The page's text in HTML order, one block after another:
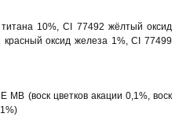
10%, CI 77492 жёлтый оксид
оксид железа 1%, CI 77499
MB (воск цветков акации 0,1%, воск